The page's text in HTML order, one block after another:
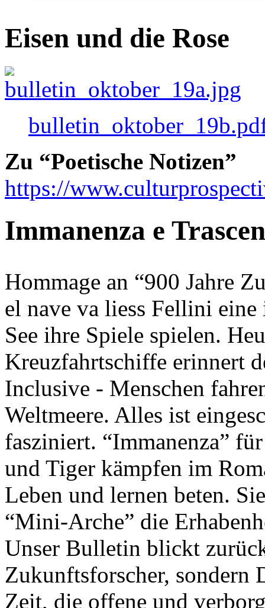
Eisen und die Rose
Zu “Poetische Notizen”
https://
Immanenza e
Hommage an “900 Jahre
el nave va liess Fellini
See ihre Spiele spielen.
Kreuzfahrtschiffe erinnert
Inclusive - Menschen
Weltmeere. Alles ist
fasziniert. “Immanenza”
und Tiger kämpfen im
Leben und lernen beten.
“Mini-Arche” die
Unser Bulletin blickt
Zukunftsforscher, sondern
Zeit, die offene und